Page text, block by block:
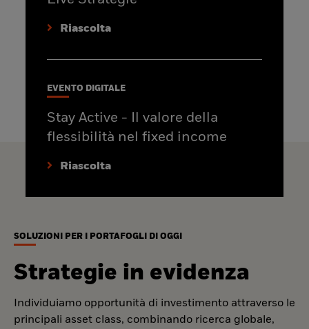
Riascolta
EVENTO DIGITALE
Stay Active - Il valore della
flessibilità nel fixed income
Riascolta
SOLUZIONI PER I PORTAFOGLI DI OGGI
Strategie in evidenza
Individuiamo opportunità di investimento attraverso le
principali asset class, combinando ricerca globale,